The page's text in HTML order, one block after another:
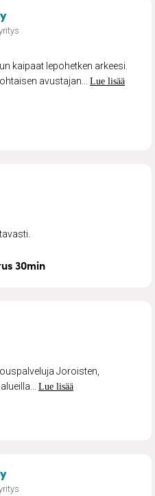
– Omaishoitajan sijaistus
kaipaat lepohetken arkeesi.
avustajan... Lue lisää
30min
Joroisten,
Lue lisää
– Henkilökohtainen